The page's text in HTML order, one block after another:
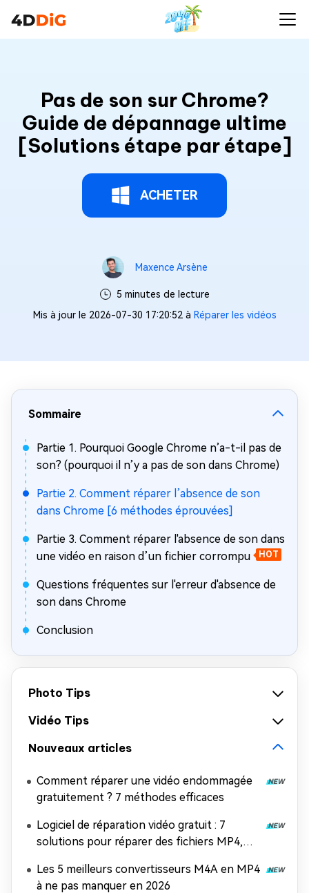
Pas de son sur Chrome?
Guide de dépannage ultime
[Solutions étape par étape]
ACHETER
Maxence Arsène
5 minutes de lecture
Mis à jour le 2026-07-30 17:20:52 à Réparer les vidéos
Sommaire
Partie 1. Pourquoi Google Chrome n’a-t-il pas de
son? (pourquoi il n’y a pas de son dans Chrome)
Partie 2. Comment réparer l’absence de son
dans Chrome [6 méthodes éprouvées]
Partie 3. Comment réparer l'absence de son dans
une vidéo en raison d’un fichier corrompu
HOT
Questions fréquentes sur l'erreur d'absence de
son dans Chrome
Conclusion
Photo Tips
Vidéo Tips
Nouveaux articles
Comment réparer une vidéo endommagée
gratuitement ? 7 méthodes efficaces
Logiciel de réparation vidéo gratuit : 7
solutions pour réparer des fichiers MP4,
Les 5 meilleurs convertisseurs M4A en MP4
à ne pas manquer en 2026